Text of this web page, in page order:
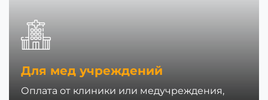
Для мед учреждений
Оплата от клиники или медучреждения,